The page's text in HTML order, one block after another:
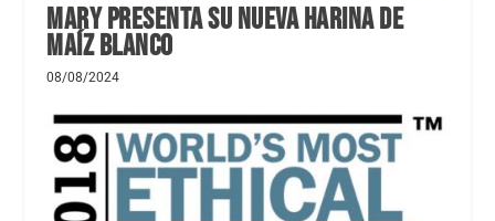
Mary presenta su nueva harina de
maíz blanco
08/08/2024